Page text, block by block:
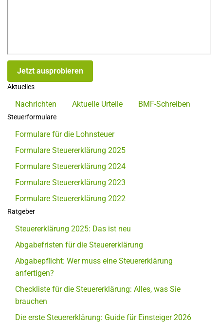
Jetzt ausprobieren
Aktuelles
Nachrichten Aktuelle Urteile BMF-Schreiben
Steuerformulare
Formulare für die Lohnsteuer
Formulare Steuererklärung 2025
Formulare Steuererklärung 2024
Formulare Steuererklärung 2023
Formulare Steuererklärung 2022
Ratgeber
Steuererklärung 2025: Das ist neu
Abgabefristen für die Steuererklärung
Abgabepflicht: Wer muss eine Steuererklärung
anfertigen?
Checkliste für die Steuererklärung: Alles, was Sie
brauchen
Die erste Steuererklärung: Guide für Einsteiger 2026